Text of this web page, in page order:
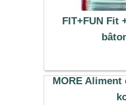
FIT+FUN Fit
MORE